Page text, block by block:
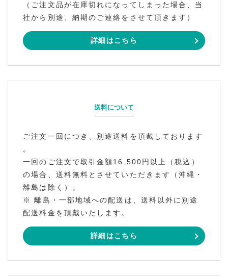
（ご注文品が在庫切れになってしまった場合、当
社から別途、納期のご連絡をさせて頂きます）
詳細はこちら
送料について
ご注文一回につき、別途送料を頂戴しております
。
一回のご注文で取引金額16,500円以上（税込）
の場合、送料無料とさせていただきます（沖縄・
離島は除く）。
※ 離島・一部地域への配送は、送料以外に別途
配送料金を頂戴いたします。
詳細はこちら